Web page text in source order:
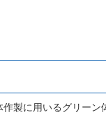
製に用いるグリーン